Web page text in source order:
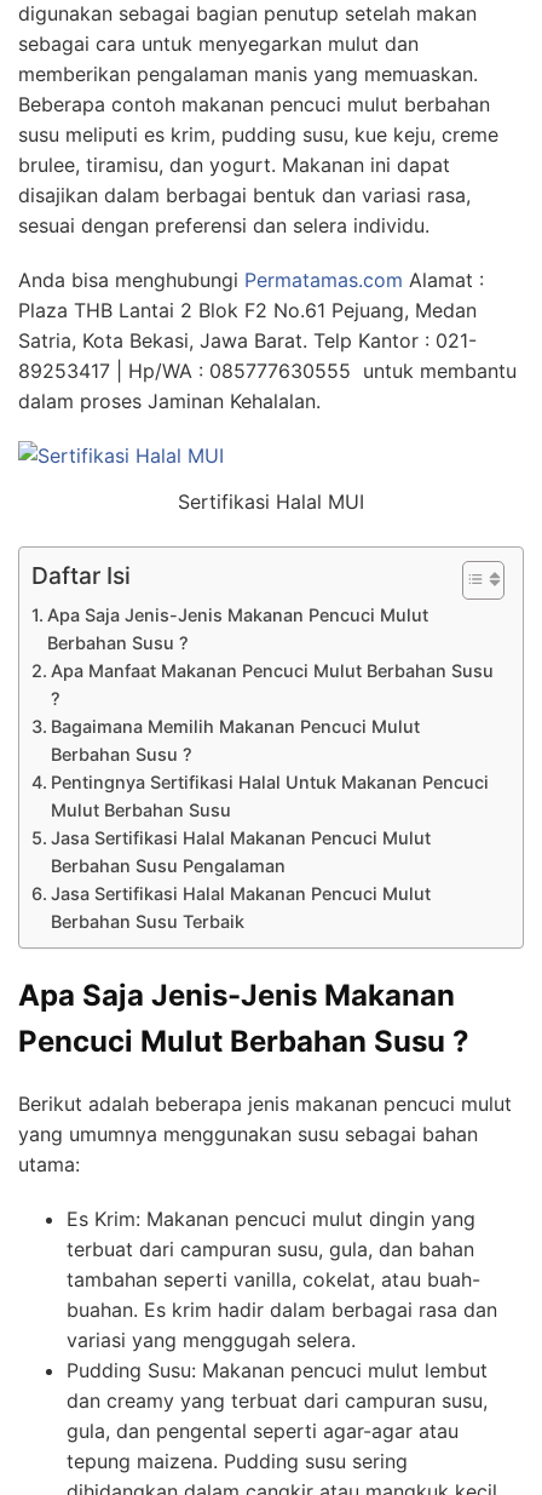
digunakan sebagai bagian penutup setelah makan
sebagai cara untuk menyegarkan mulut dan
memberikan pengalaman manis yang memuaskan.
Beberapa contoh makanan pencuci mulut berbahan
susu meliputi es krim, pudding susu, kue keju, creme
brulee, tiramisu, dan yogurt. Makanan ini dapat
disajikan dalam berbagai bentuk dan variasi rasa,
sesuai dengan preferensi dan selera individu.
Anda bisa menghubungi Permatamas.com Alamat :
Plaza THB Lantai 2 Blok F2 No.61 Pejuang, Medan
Satria, Kota Bekasi, Jawa Barat. Telp Kantor : 021-
89253417 | Hp/WA : 085777630555 untuk membantu
dalam proses Jaminan Kehalalan.
Sertifikasi Halal MUI
Daftar Isi
Apa Saja Jenis-Jenis Makanan Pencuci Mulut
Berbahan Susu ?
Apa Manfaat Makanan Pencuci Mulut Berbahan Susu
?
Bagaimana Memilih Makanan Pencuci Mulut
Berbahan Susu ?
Pentingnya Sertifikasi Halal Untuk Makanan Pencuci
Mulut Berbahan Susu
Jasa Sertifikasi Halal Makanan Pencuci Mulut
Berbahan Susu Pengalaman
Jasa Sertifikasi Halal Makanan Pencuci Mulut
Berbahan Susu Terbaik
Apa Saja Jenis-Jenis Makanan
Pencuci Mulut Berbahan Susu ?
Berikut adalah beberapa jenis makanan pencuci mulut
yang umumnya menggunakan susu sebagai bahan
utama:
Es Krim: Makanan pencuci mulut dingin yang
terbuat dari campuran susu, gula, dan bahan
tambahan seperti vanilla, cokelat, atau buah-
buahan. Es krim hadir dalam berbagai rasa dan
variasi yang menggugah selera.
Pudding Susu: Makanan pencuci mulut lembut
dan creamy yang terbuat dari campuran susu,
gula, dan pengental seperti agar-agar atau
tepung maizena. Pudding susu sering